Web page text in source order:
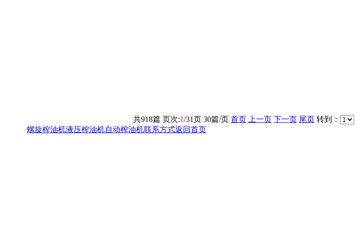
共918篇 页次:1/31页 30篇/页 首页 上一页 下一页 尾页 转到：
螺旋榨油机液压榨油机自动榨油机联系方式返回首页